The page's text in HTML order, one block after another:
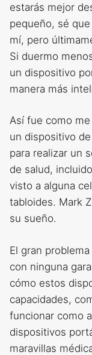
estarás mejor
pequeño, sé
mí, pero
Si duermo
un dispositivo
manera más
Así fue como
un dispositivo
para realizar un
de salud,
visto a alguna
tabloides. Mark
su sueño.
El gran
con ninguna
cómo estos
capacidades,
funcionar como
dispositivos
maravillas